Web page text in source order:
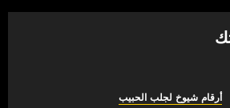
أرقام شيوخ لجلب الحبيب